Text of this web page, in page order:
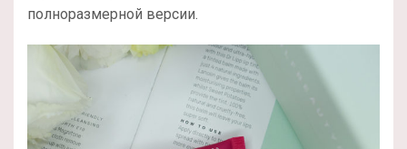
полноразмерной версии.